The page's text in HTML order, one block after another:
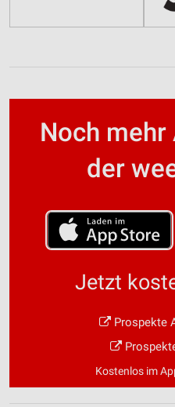
Noch mehr
der
Jetzt
Prospekte
Kostenlos im